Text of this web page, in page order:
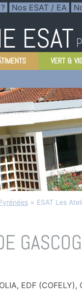
Nos ESAT / EA
ESAT
VERT &
» ESAT Les
EDF (COFELY),